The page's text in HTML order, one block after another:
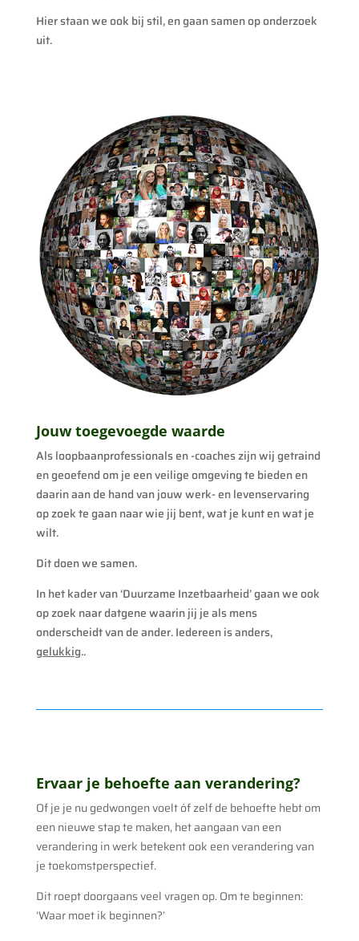
Hier staan we ook bij stil, en gaan samen op onderzoek
uit.
Jouw toegevoegde waarde
Als loopbaanprofessionals en -coaches zijn wij getraind
en geoefend om je een veilige omgeving te bieden en
daarin aan de hand van jouw werk- en levenservaring
op zoek te gaan naar wie jij bent, wat je kunt en wat je
wilt.
Dit doen we samen.
In het kader van ‘Duurzame Inzetbaarheid’ gaan we ook
op zoek naar datgene waarin jij je als mens
onderscheidt van de ander. Iedereen is anders,
gelukkig..
Ervaar je behoefte aan verandering?
Of je je nu gedwongen voelt óf zelf de behoefte hebt om
een nieuwe stap te maken, het aangaan van een
verandering in werk betekent ook een verandering van
je toekomstperspectief.
Dit roept doorgaans veel vragen op. Om te beginnen:
‘Waar moet ik beginnen?’